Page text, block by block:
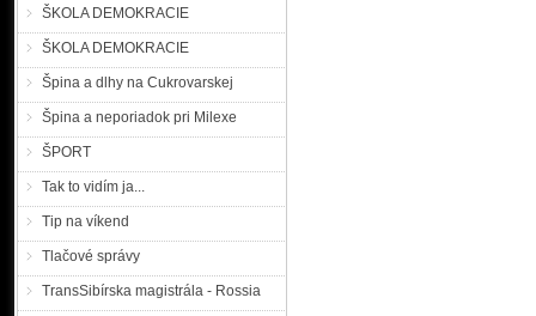
ŠKOLA DEMOKRACIE
ŠKOLA DEMOKRACIE
Špina a dlhy na Cukrovarskej
Špina a neporiadok pri Milexe
ŠPORT
Tak to vidím ja...
Tip na víkend
Tlačové správy
TransSibírska magistrála - Rossia